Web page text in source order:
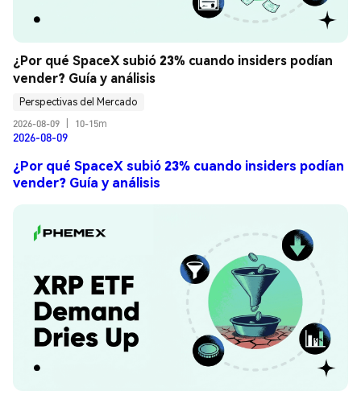
¿Por qué SpaceX subió 23% cuando insiders podían
vender? Guía y análisis
Perspectivas del Mercado
2026-08-09
10-15m
2026-08-09
¿Por qué SpaceX subió 23% cuando insiders podían
vender? Guía y análisis